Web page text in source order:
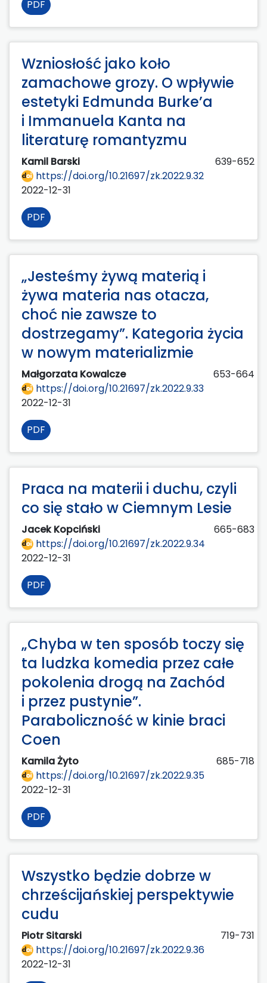
PDF
Wzniosłość jako koło
zamachowe grozy. O wpływie
estetyki Edmunda Burke’a
i Immanuela Kanta na
literaturę romantyzmu
Kamil Barski
639-652
https://doi.org/10.21697/zk.2022.9.32
2022-12-31
PDF
„Jesteśmy żywą materią i
żywa materia nas otacza,
choć nie zawsze to
dostrzegamy”. Kategoria życia
w nowym materializmie
Małgorzata Kowalcze
653-664
https://doi.org/10.21697/zk.2022.9.33
2022-12-31
PDF
Praca na materii i duchu, czyli
co się stało w Ciemnym Lesie
Jacek Kopciński
665-683
https://doi.org/10.21697/zk.2022.9.34
2022-12-31
PDF
„Chyba w ten sposób toczy się
ta ludzka komedia przez całe
pokolenia drogą na Zachód
i przez pustynie”.
Paraboliczność w kinie braci
Coen
Kamila Żyto
685-718
https://doi.org/10.21697/zk.2022.9.35
2022-12-31
PDF
Wszystko będzie dobrze w
chrześcijańskiej perspektywie
cudu
Piotr Sitarski
719-731
https://doi.org/10.21697/zk.2022.9.36
2022-12-31